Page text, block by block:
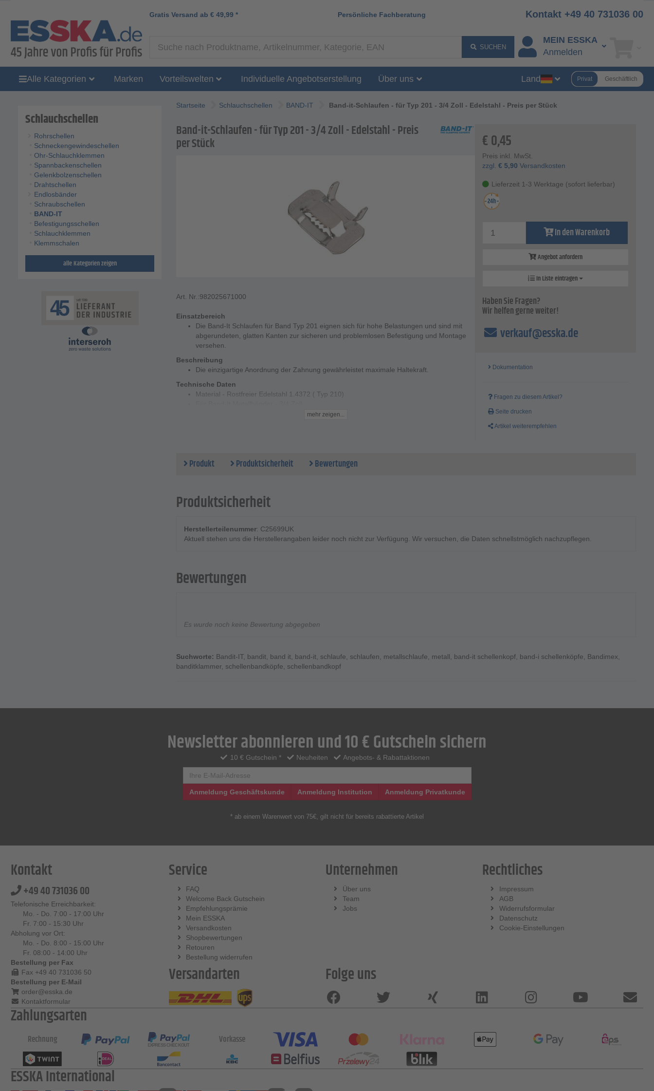
Gratis Versand ab € 49,99 * Persönliche Fachberatung Kontakt +49 40 731036 00
SUCHEN
MEIN ESSKA
Anmelden
Alle Kategorien Marken Vorteilswelten Individuelle Angebotserstellung Über uns Land Privat Geschäftlich
Schlauchschellen
Rohrschellen
Schneckengewindeschellen
Ohr-Schlauchklemmen
Spannbackenschellen
Gelenkbolzenschellen
Drahtschellen
Endlosbänder
Schraubschellen
BAND-IT
Befestigungsschellen
Schlauchklemmen
Klemmschalen
alle Kategorien zeigen
Startseite Schlauchschellen BAND-IT Band-it-Schlaufen - für Typ 201 - 3/4 Zoll - Edelstahl - Preis per Stück
Band-it-Schlaufen - für Typ 201 - 3/4 Zoll - Edelstahl - Preis
per Stück
Art. Nr.:982025671000
Einsatzbereich
Die Band-It Schlaufen für Band Typ 201 eignen sich für hohe Belastungen und sind mit
abgerundeten, glatten Kanten zur sicheren und problemlosen Befestigung und Montage
versehen.
Beschreibung
Die einzigartige Anordnung der Zahnung gewährleistet maximale Haltekraft.
Technische Daten
Material - Rostfreier Edelstahl 1.4372 ( Typ 210)
mehr zeigen...
€0,45
Preis inkl. MwSt.
zzgl.€ 5,90 Versandkosten
Lieferzeit 1-3 Werktage (sofort lieferbar)
In den Warenkorb
Angebot anfordern
In Liste eintragen
Haben Sie Fragen?
Wir helfen gerne weiter!
verkauf@esska.de
Dokumentation
Fragen zu diesem Artikel?
Seite drucken
Artikel weiterempfehlen
Produkt Produktsicherheit Bewertungen
Produktsicherheit
Herstellerteilenummer: C25699UK
Aktuell stehen uns die Herstellerangaben leider noch nicht zur Verfügung. Wir versuchen, die Daten schnellstmöglich nachzupflegen.
Bewertungen
Es wurde noch keine Bewertung abgegeben
Suchworte: Bandit-IT, bandit, band it, band-it, schlaufe, schlaufen, metallschlaufe, metall, band-it schellenkopf, band-i schellenköpfe, Bandimex,
banditklammer, schellenbandköpfe, schellenbandkopf
Newsletter abonnieren und 10 € Gutschein sichern
10 € Gutschein * Neuheiten Angebots- & Rabattaktionen
Anmeldung Geschäftskunde Anmeldung Institution Anmeldung Privatkunde
* ab einem Warenwert von 75€, gilt nicht für bereits rabattierte Artikel
Kontakt
+49 40 731036 00
Telefonische Erreichbarkeit:
Mo. - Do. 7:00 - 17:00 Uhr
Fr. 7:00 - 15:30 Uhr
Abholung vor Ort:
Mo. - Do. 8:00 - 15:00 Uhr
Fr. 08:00 - 14:00 Uhr
Bestellung per Fax
Fax +49 40 731036 50
Bestellung per E-Mail
order@esska.de
Kontaktformular
Service
FAQ
Welcome Back Gutschein
Empfehlungsprämie
Mein ESSKA
Versandkosten
Shopbewertungen
Retouren
Bestellung widerrufen
Unternehmen
Über uns
Team
Jobs
Rechtliches
Impressum
AGB
Widerrufsformular
Datenschutz
Cookie-Einstellungen
Versandarten
Folge uns
Zahlungsarten
Rechnung Vorkasse
ESSKA International